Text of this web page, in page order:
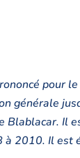
pour
générale
Blablacar. Il
à 2010. Il est